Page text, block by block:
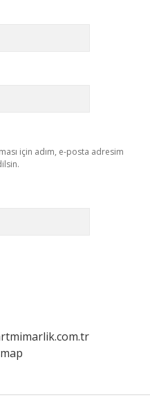
için adım, e-posta adresim